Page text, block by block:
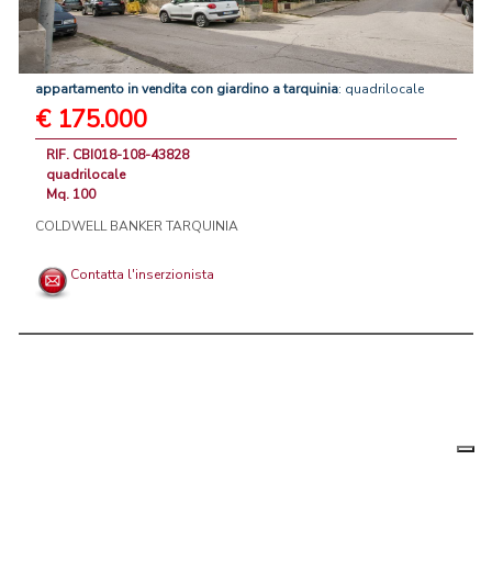
appartamento invendita con giardino atarquinia: quadrilocale
€ 175.000
RIF. CBI018-108-43828
quadrilocale
Mq. 100
COLDWELL BANKER TARQUINIA
Contatta l'inserzionista